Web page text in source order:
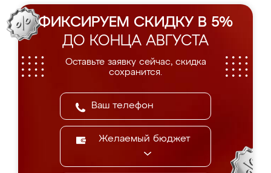
ФИКСИРУЕМ СКИДКУ В 5%
ДО КОНЦА АВГУСТА
Оставьте заявку сейчас, скидка
сохранится.
Желаемый бюджет